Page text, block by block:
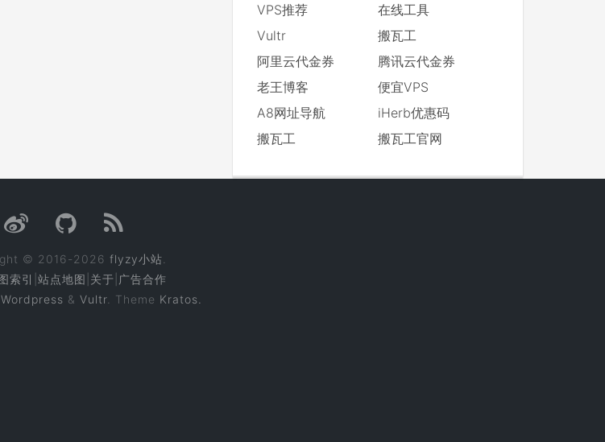
VPS推荐
在线工具
Vultr
搬瓦工
阿里云代金券
腾讯云代金券
老王博客
便宜VPS
A8网址导航
iHerb优惠码
搬瓦工
搬瓦工官网
© 2016-2026 flyzy小站
索引 站点地图 关于 广告合作
Wordpress & Vultr . Theme Kratos.